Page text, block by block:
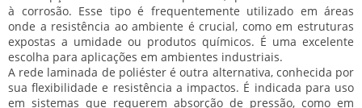
à corrosão. Esse tipo é frequentemente utilizado em áreas
onde a resistência ao ambiente é crucial, como em estruturas
expostas a umidade ou produtos químicos. É uma excelente
escolha para aplicações em ambientes industriais.
A rede laminada de poliéster é outra alternativa, conhecida por
suaflexibilidade e resistência a impactos. É indicada para uso
em sistemas que requerem absorção de pressão, como em